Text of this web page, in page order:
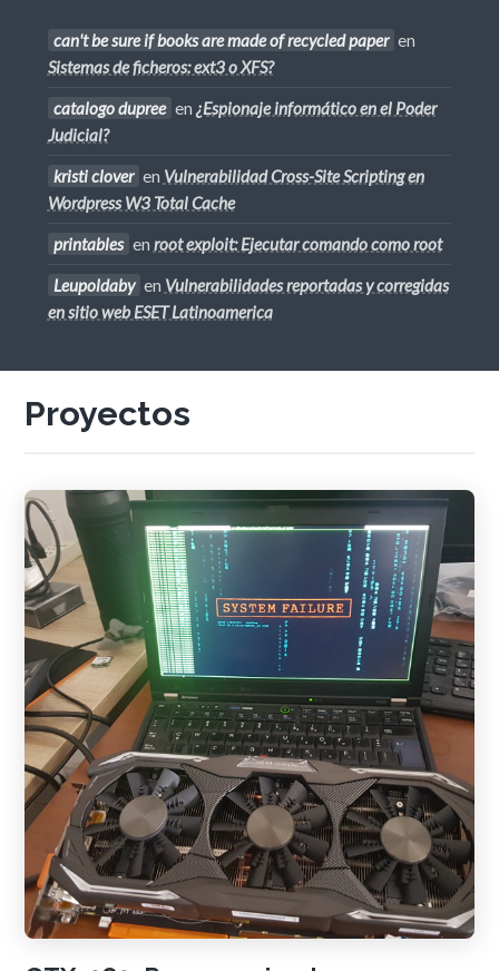
can't be sure if books are made of recycled paper en
Sistemas de ficheros: ext3 o XFS?
catalogo dupree en ¿Espionaje informático en el Poder
Judicial?
kristi clover en Vulnerabilidad Cross-Site Scripting en
Wordpress W3 Total Cache
printables en root exploit: Ejecutar comando como root
Leupoldaby en Vulnerabilidades reportadas y corregidas
en sitio web ESET Latinoamerica
Proyectos